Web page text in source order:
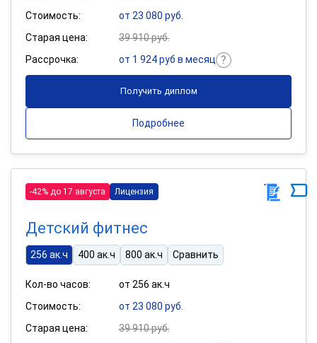
Стоимость:
от 23 080 руб.
Старая цена:
39 910 руб.
Рассрочка:
от 1 924 руб в месяц
Получить диплом
Подробнее
-42% до 17 августа Лицензия
Детский фитнес
256 ак.ч 400 ак.ч 800 ак.ч Сравнить
Кол-во часов:
от 256 ак.ч
Стоимость:
от 23 080 руб.
Старая цена:
39 910 руб.